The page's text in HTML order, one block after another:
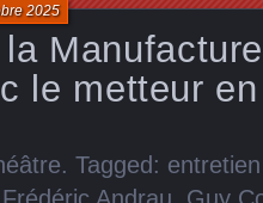
le metteur
2025
. Tagged: